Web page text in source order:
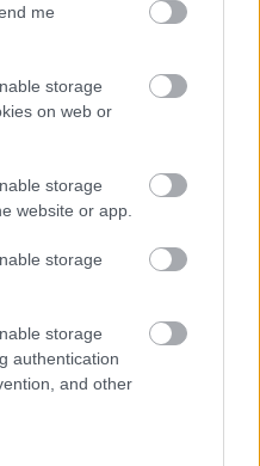
me
storage
on web or
storage
website or app.
storage
storage
authentication
and other
a spanyol.
egy újabb sérülés utáni
is kihatással van, ami egy
fontos, ott van, de
pontversenyben? Ez egy
és legfontosabb dolog,
motoron maradjon. Ha
bukást, ami sérüléssel jár,
esélyei. Mindenesetre azt